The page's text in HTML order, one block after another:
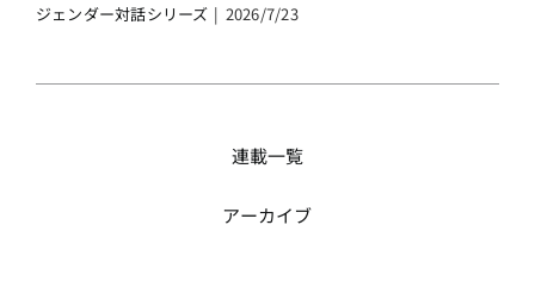
ジェンダー対話シリーズ | 2026/7/23
連載一覧
アーカイブ